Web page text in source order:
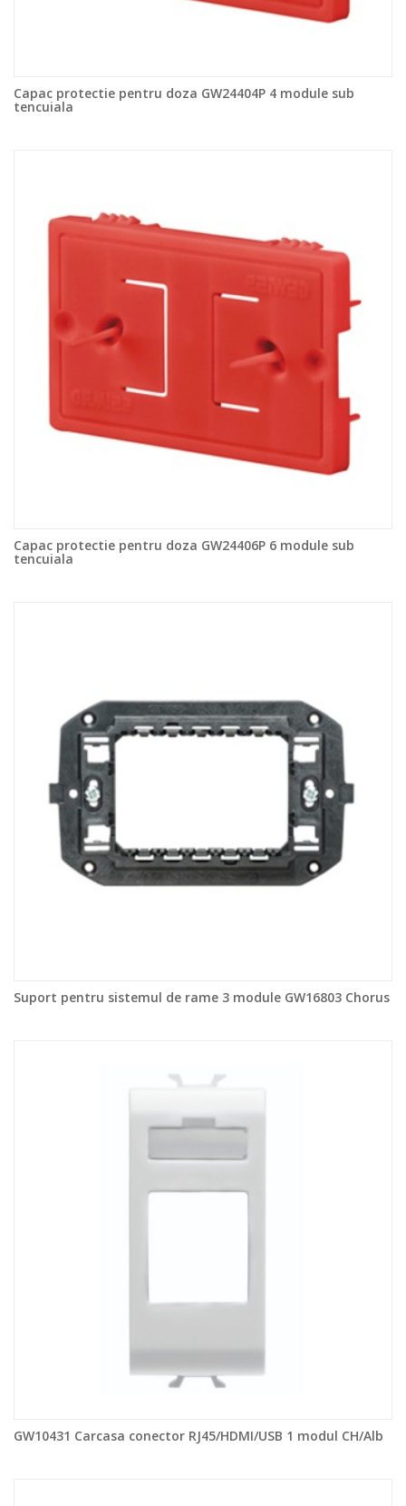
Capac protectie pentru doza GW24404P 4 module sub
tencuiala
Capac protectie pentru doza GW24406P 6 module sub
tencuiala
Suport pentru sistemul de rame 3 module GW16803 Chorus
GW10431 Carcasa conector RJ45/HDMI/USB 1 modul CH/Alb